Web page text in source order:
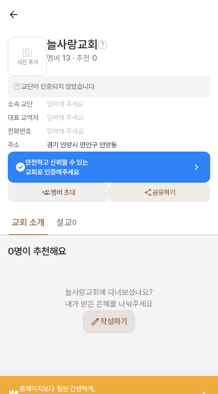
사진 추가
늘사랑교회
멤버 13 · 추천 0
교단이 인증되지 않았습니다
소속 교단
입력해 주세요
대표 교역자
입력해 주세요
전화번호
입력해 주세요
주소
경기 안양시 만안구 안양동
안전하고 신뢰할 수 있는
교회로 인증해주세요
멤버 초대 공유하기
교회 소개 설교0
0명이 추천해요
늘사랑교회에 다녀보셨나요?
내가 받은 은혜를 나눠주세요
작성하기
홈페이지보다 훨씬 간편하게,